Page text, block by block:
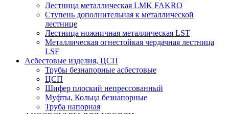
Лестница металлическая LMK FAKRO
Ступень дополнительная к металлической
лестнице
Лестница ножничная металлическая LST
Металлическая огнестойкая чердачная лестница
LSF
Асбестовые изделия, ЦСП
Трубы безнапорные асбестовые
ЦСП
Шифер плоский непрессованный
Муфты, Кольца безнапорные
Труба напорная